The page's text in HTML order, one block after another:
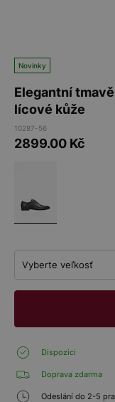
Novinky
Elegantní
lícové kůže
10287-56
2899.00 Kč
Vyberte veľkosť
Dispozici
Doprava zdarma
Odeslání do 2-5